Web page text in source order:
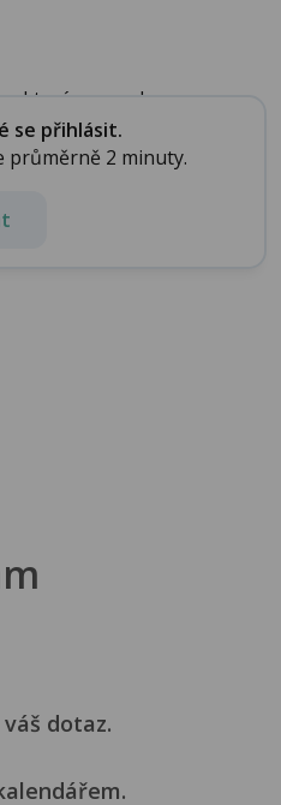
se snadno...
se přihlásit.
průměrně 2 minuty.
dotaz.